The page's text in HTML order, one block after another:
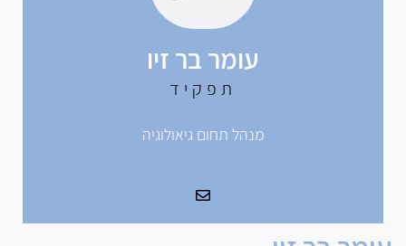
עומר בר זיו
תפקיד
מנהל תחום גיאולוגיה